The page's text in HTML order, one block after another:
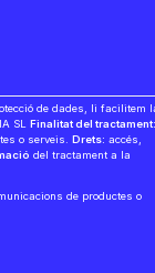
de dades, li facilitem
SL Finalitat del tractament:
o serveis. Drets: accés,
del tractament a la
de productes o